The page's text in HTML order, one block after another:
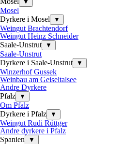
▼
Mosel
Dyrkere i Mosel
▼
Weingut Brachtendorf
Weingut Heinz Schneider
Saale-Unstrut
▼
Saale-Unstrut
Dyrkere i Saale-Unstrut
▼
Winzerhof Gussek
Weinbau am Geiseltalsee
Andre Dyrkere
Pfalz
▼
Om Pfalz
Dyrkere i Pfalz
▼
Weingut Rudi Rüttger
Andre dyrkere i Pfalz
Spanien
▼